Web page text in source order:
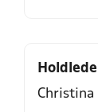
Christina